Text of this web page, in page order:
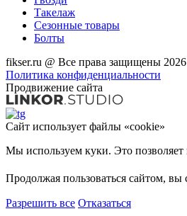
Такелаж
Сезонные товары
Болты
fikser.ru @ Все права защищены 2026
Политика конфиденциальности
Продвижение сайта
Сайт использует файлы «cookie»
Продолжая пользоваться сайтом,
Разрешить все Отказаться